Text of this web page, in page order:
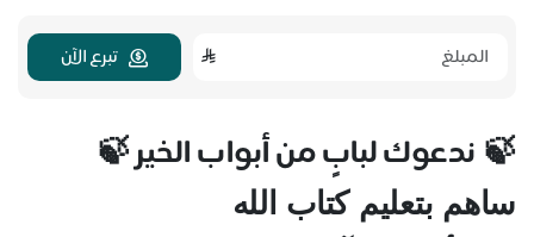
تبرع الآن
🍃 ندعوك لبابٍ من أبواب الخير🍃
ساهم بتعليم كتاب الله